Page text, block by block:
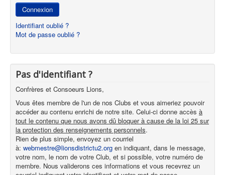
Connexion
Identifiant oublié ?
Mot de passe oublié ?
Pas d'identifiant ?
Confrères et Consoeurs Lions,
Vous êtes membre de l'un de nos Clubs et vous aimeriez pouvoir
accéder au contenu enrichi de notre site. Celui-ci donne accès à
tout le contenu que nous avons dû bloquer à cause de la loi 25 sur
la protection des renseignements personnels.
Rien de plus simple, envoyez un courriel
à: webmestre@lionsdistrictu2.org en indiquant, dans le message,
votre nom, le nom de votre Club, et si possible, votre numéro de
membre. Nous validerons ces informations et vous recevrez un